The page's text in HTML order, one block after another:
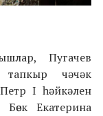
Пугачев
тапкыр чәчәк
I һәйкәлен
Екатерина